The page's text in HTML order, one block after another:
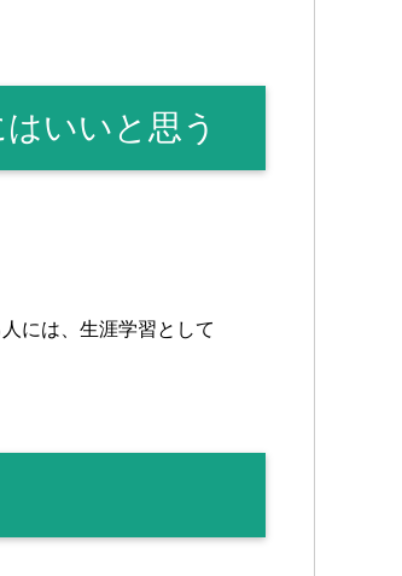
いいと思う
には、生涯学習として